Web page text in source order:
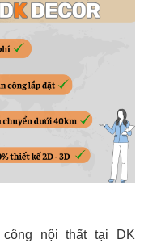
nội thất tại DK